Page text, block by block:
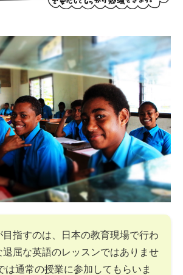
目指すのは、日本の教育現場で行わ
退屈な英語のレッスンではありませ
は通常の授業に参加してもらいま